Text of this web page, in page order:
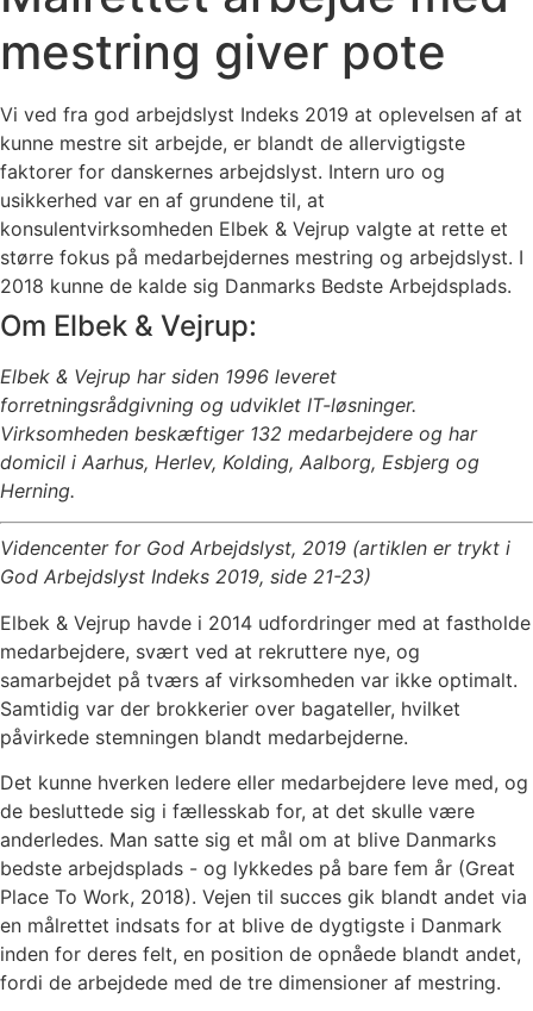
mestring giver pote
Vi ved fra god arbejdslyst Indeks 2019 at oplevelsen af at
kunne mestre sit arbejde, er blandt de allervigtigste
faktorer for danskernes arbejdslyst. Intern uro og
usikkerhed var en af grundene til, at
konsulentvirksomheden Elbek & Vejrup valgte at rette et
større fokus på medarbejdernes mestring og arbejdslyst. I
2018 kunne de kalde sig Danmarks Bedste Arbejdsplads.
Om Elbek & Vejrup:
Elbek & Vejrup har siden 1996 leveret
forretningsrådgivning og udviklet IT-løsninger.
Virksomheden beskæftiger 132 medarbejdere og har
domicil i Aarhus, Herlev, Kolding, Aalborg, Esbjerg og
Herning.
Videncenter for God Arbejdslyst, 2019 (artiklen er trykt i
God Arbejdslyst Indeks 2019, side 21-23)
Elbek & Vejrup havde i 2014 udfordringer med at fastholde
medarbejdere, svært ved at rekruttere nye, og
samarbejdet på tværs af virksomheden var ikke optimalt.
Samtidig var der brokkerier over bagateller, hvilket
påvirkede stemningen blandt medarbejderne.
Det kunne hverken ledere eller medarbejdere leve med, og
de besluttede sig i fællesskab for, at det skulle være
anderledes. Man satte sig et mål om at blive Danmarks
bedste arbejdsplads - og lykkedes på bare fem år (Great
Place To Work, 2018). Vejen til succes gik blandt andet via
en målrettet indsats for at blive de dygtigste i Danmark
inden for deres felt, en position de opnåede blandt andet,
fordi de arbejdede med de tre dimensioner af mestring.